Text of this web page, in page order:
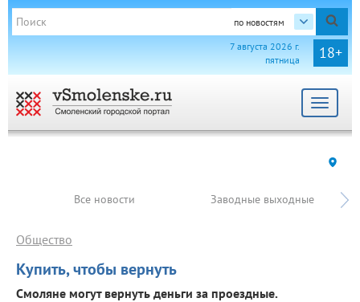
по новостям
18+
7 августа 2026 г.
пятница
Toggle
Все новости Заводные выходные
Купить, чтобы вернуть
Общество
Смоляне могут вернуть деньги за проездные.